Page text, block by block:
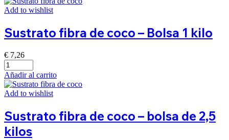
Add to wishlist
Sustrato fibra de coco – Bolsa 1 kilo
€ 7,26
Añadir al carrito
Add to wishlist
Sustrato fibra de coco – bolsa de 2,5
kilos